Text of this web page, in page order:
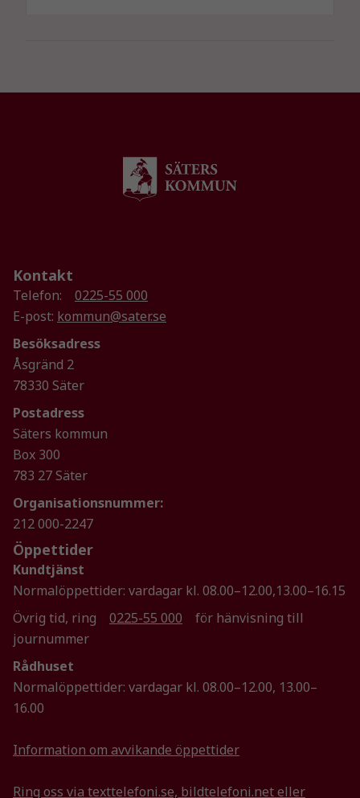
Kontakt
Telefon:
0225-55 000
E-post: kommun@sater.se
Besöksadress
Åsgränd 2
78330 Säter
Postadress
Säters kommun
Box 300
783 27 Säter
Organisationsnummer:
212 000-2247
Öppettider
Kundtjänst
Normalöppettider: vardagar kl. 08.00–12.00,13.00–16.15
Övrig tid, ring
0225-55 000
för hänvisning till
journummer
Rådhuset
Normalöppettider: vardagar kl. 08.00–12.00, 13.00–
16.00
Information om avvikande öppettider
Ring oss via texttelefoni.se, bildtelefoni.net eller